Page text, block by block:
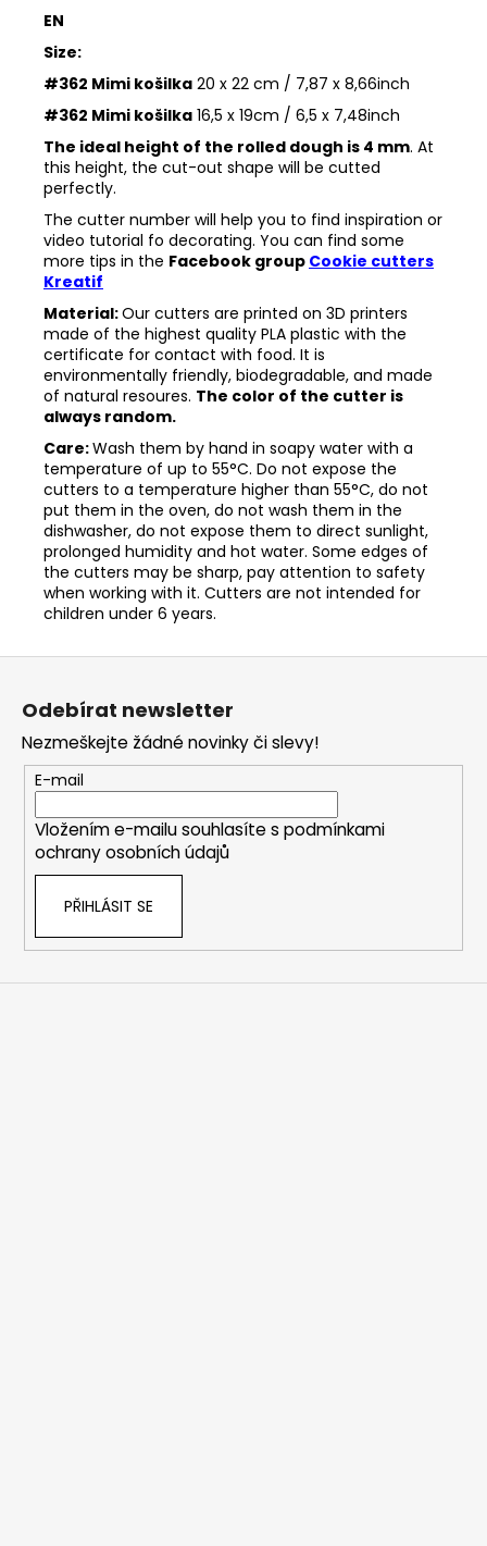
EN
Size:
#362 Mimi košilka 20 x 22 cm / 7,87 x 8,66inch
#362 Mimi košilka 16,5 x 19cm / 6,5 x 7,48inch
The ideal height of the rolled dough is 4 mm. At
this height, the cut-out shape will be cutted
perfectly.
The cutter number will help you to find inspiration or
video tutorial fo decorating. You can find some
more tips in the Facebook group Cookie cutters
Kreatif
Material:Our cutters are printed on 3D printers
made of the highest quality PLA plastic with the
certificate for contact with food. It is
environmentally friendly, biodegradable, and made
of natural resoures. The color of the cutter is
always random.
Care:Wash them by hand in soapy water with a
temperature of up to 55°C. Do not expose the
cutters to a temperature higher than 55°C, do not
put them in the oven, do not wash them in the
dishwasher, do not expose them to direct sunlight,
prolonged humidity and hot water. Some edges of
the cutters may be sharp, pay attention to safety
when working with it. Cutters are not intended for
children under 6 years.
Z
Odebírat newsletter
Nezmeškejte žádné novinky či slevy!
E-mail
Vložením e-mailu souhlasíte s podmínkami
ochrany osobních údajů
PŘIHLÁSIT SE